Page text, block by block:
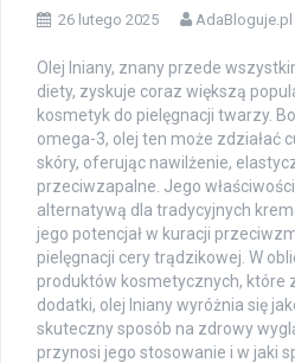
26 lutego 2025 AdaBloguje.pl
Olej lniany, znany przede
diety, zyskuje coraz większą
kosmetyk do pielęgnacji twarzy.
omega-3, olej ten może zdziałać
skóry, oferując nawilżenie,
przeciwzapalne. Jego
alternatywą dla tradycyjnych
jego potencjał w kuracji
pielęgnacji cery trądzikowej. W
produktów kosmetycznych, które
dodatki, olej lniany wyróżnia się
skuteczny sposób na zdrowy
przynosi jego stosowanie i w jaki